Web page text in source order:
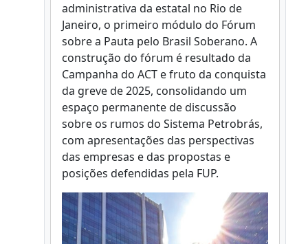
administrativa da estatal no Rio de
Janeiro, o primeiro módulo do Fórum
sobre a Pauta pelo Brasil Soberano. A
construção do fórum é resultado da
Campanha do ACT e fruto da conquista
da greve de 2025, consolidando um
espaço permanente de discussão
sobre os rumos do Sistema Petrobrás,
com apresentações das perspectivas
das empresas e das propostas e
posições defendidas pela FUP.